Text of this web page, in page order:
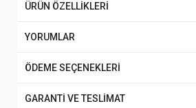
ÜRÜN ÖZELLİKLERİ
YORUMLAR
ÖDEME SEÇENEKLERİ
GARANTİ VE TESLİMAT